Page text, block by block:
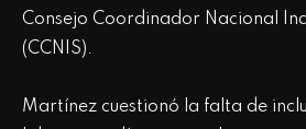
Consejo Coordinador Nacional
(CCNIS).
Martínez cuestionó la falta de